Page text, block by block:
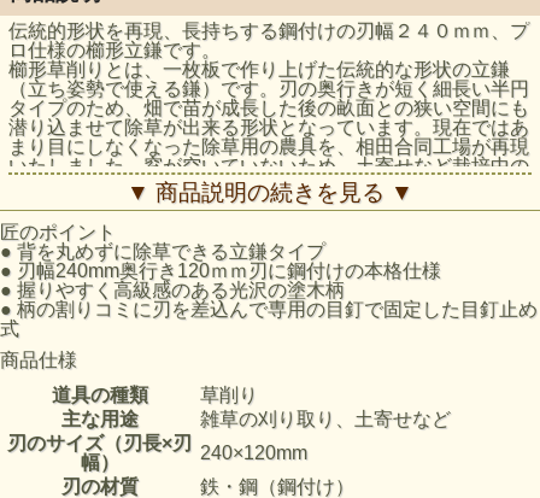
伝統的形状を再現、長持ちする鋼付けの刃幅２４０ｍｍ、プ
ロ仕様の櫛形立鎌です。
櫛形草削りとは、一枚板で作り上げた伝統的な形状の立鎌
（立ち姿勢で使える鎌）です。刃の奥行きが短く細長い半円
タイプのため、畑で苗が成長した後の畝面との狭い空間にも
潜り込ませて除草が出来る形状となっています。現在ではあ
まり目にしなくなった除草用の農具を、相田合同工場が再現
いたしました。窓が空いていないため、土寄せなど栽培中の
耕作地のお手入れにも大変便利です。豊富なサイズを揃えて
おりますので、耕作地の畝幅など、作業条件に合うものをお
選びください。
▼ 商品説明の続きを見る ▼
匠のポイント
● 背を丸めずに除草できる立鎌タイプ
● 刃幅240mm奥行き120ｍｍ刃に鋼付けの本格仕様
● 握りやすく高級感のある光沢の塗木柄
● 柄の割りコミに刃を差込んで専用の目釘で固定した目釘止め
式
商品仕様
道具の種類
草削り
主な用途
雑草の刈り取り、土寄せなど
刃のサイズ（刃長×刃
幅）
240×120mm
刃の材質
鉄・鋼（鋼付け）